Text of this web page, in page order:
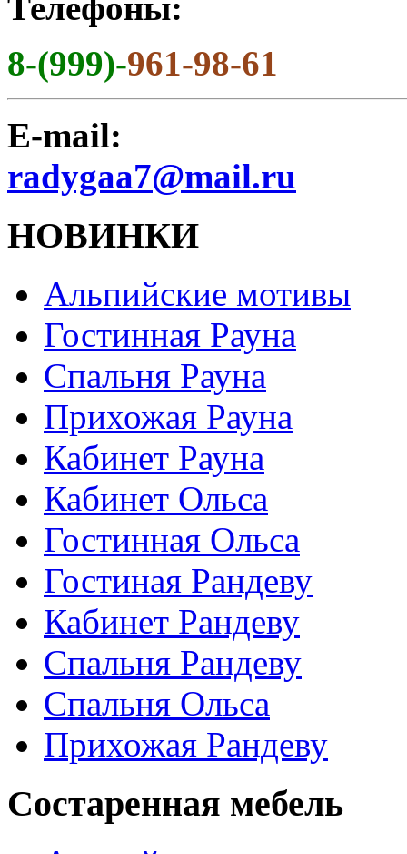
8-(999)-961-98-61
E-mail:
radygaa7@mail.ru
НОВИНКИ
Альпийские мотивы
Гостинная Рауна
Спальня Рауна
Прихожая Рауна
Кабинет Рауна
Кабинет Ольса
Гостинная Ольса
Гостиная Рандеву
Кабинет Рандеву
Спальня Рандеву
Спальня Ольса
Прихожая Рандеву
Состаренная мебель